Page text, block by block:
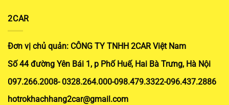
2CAR
Đơn vị chủ quản: CÔNG TY TNHH 2CAR Việt Nam
Số 44 đường Yên Bái 1, p Phố Huế, Hai Bà Trưng, Hà Nội
097.266.2008- 0328.264.000-098.479.3322-096.437.2886
hotrokhachhang2car@gmail.com